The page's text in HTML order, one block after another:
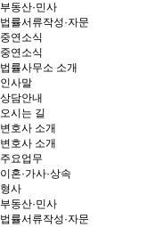
부동산·민사
법률서류작성·자문
중연소식
중연소식
법률사무소 소개
인사말
상담안내
오시는 길
변호사 소개
변호사 소개
주요업무
이혼·가사·상속
형사
부동산·민사
법률서류작성·자문